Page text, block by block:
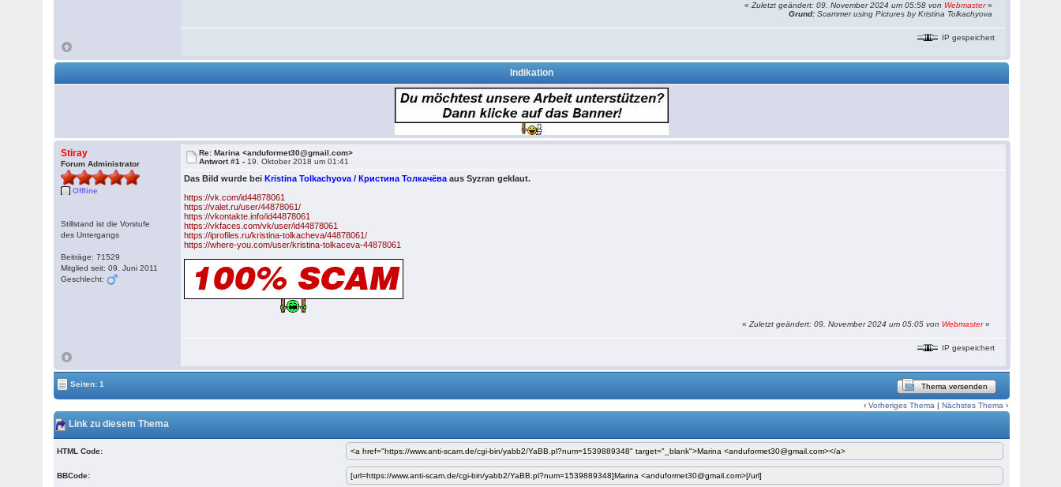
«Zuletzt geändert: 09. November 2024 um 05:58 von Webmaster»
Grund: Scammer using Pictures by Kristina Tolkachyova
IP gespeichert
Indikation
Stiray
Forum Administrator
Offline
Stillstand ist die Vorstufe
des Untergangs
Beiträge: 71529
Mitglied seit: 09. Juni 2011
Geschlecht:
Re: Marina <anduformet30@gmail.com>
Antwort #1 - 19. Oktober 2018 um 01:41
Das Bild wurde beiKristina Tolkachyova / Кристина Толкачёва aus Syzran geklaut.
https://vk.com/id44878061
https://valet.ru/user/44878061/
https://vkontakte.info/id44878061
https://vkfaces.com/vk/user/id44878061
https://iprofiles.ru/kristina-tolkacheva/44878061/
https://where-you.com/user/kristina-tolkaceva-44878061
«Zuletzt geändert: 09. November 2024 um 05:05 von Webmaster»
IP gespeichert
Seiten: 1 Thema versenden
‹Vorheriges Thema |Nächstes Thema ›
Link zu diesem Thema
HTML Code:
BBCode: